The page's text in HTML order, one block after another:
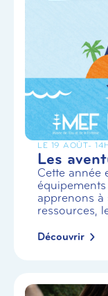
LE 19 AOÛT-
Les
Cette année
équipements
apprenons à
ressources,
Découvrir